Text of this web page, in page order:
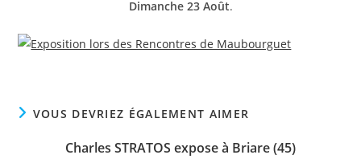
Dimanche 23 Août.
VOUS DEVRIEZ ÉGALEMENT AIMER
Charles STRATOS expose à Briare (45)